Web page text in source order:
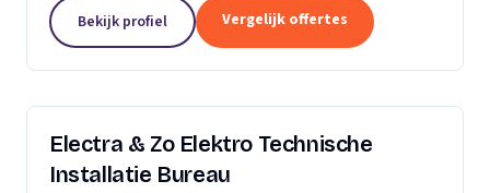
levertijden en we konden erg snel met hem...
Bekijk profiel Vergelijk offertes
Electra & Zo Elektro Technische
Installatie Bureau